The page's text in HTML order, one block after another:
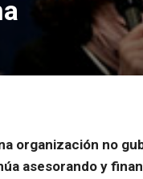
organización no
asesorando y